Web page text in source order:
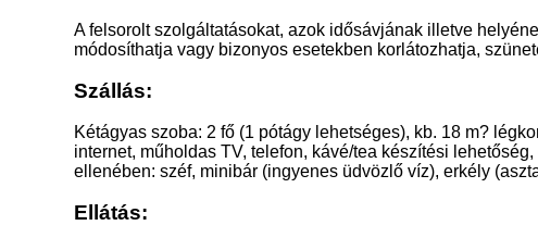
A felsorolt szolgáltatásokat, azok idősávjának illetve
módosíthatja vagy bizonyos esetekben korlátozhatja,
Szállás:
Kétágyas szoba: 2 fő (1 pótágy lehetséges), kb. 18 m?
internet, műholdas TV, telefon, kávé/tea készítési
ellenében: széf, minibár (ingyenes üdvözlő víz), erkély
Ellátás: